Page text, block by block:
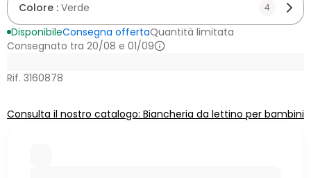
Colore : Verde 4
DisponibileConsegna offertaQuantità limitata
Consegnato tra 20/08 e 01/09
Rif. 3160878
Consulta il nostro catalogo: Biancheria da lettino per bambini